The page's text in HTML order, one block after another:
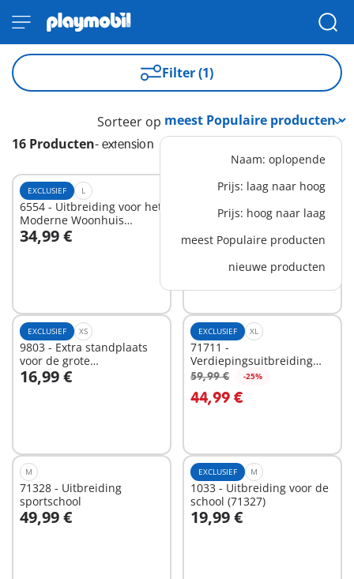
Filter (1)
16 Producten- extension
Sorteer op
Naam: oplopende
Prijs: laag naar hoog
Prijs: hoog naar laag
meest Populaire producten
nieuwe producten
EXCLUSIEF L
6554 - Uitbreiding voor het
Moderne Woonhuis
(art.9266)
34,99 €
In winkelwagen
EXCLUSIEF M
1042 - Hek uitbreiding
voor nostalgisch
poppenhuis
29,99 € -25%
22,49 €
In winkelwagen
EXCLUSIEF XS
9803 - Extra standplaats
voor de grote
brandweerkazerne 9462
16,99 €
In winkelwagen
EXCLUSIEF XL
71711 -
Verdiepingsuitbreiding
voor nostalgisch
59,99 € -25%
44,99 €
In winkelwagen
M
71328 - Uitbreiding
sportschool
49,99 €
In winkelwagen
EXCLUSIEF M
1033 - Uitbreiding voor de
school (71327)
19,99 €
In winkelwagen